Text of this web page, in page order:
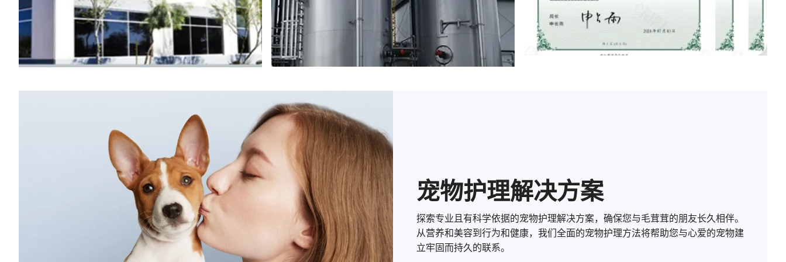
31年积累，年出口10亿+产品更成熟 站在科学的肩膀上开发有用的产品
利用自主研发和独家专利为宠物主人
宠物护理解决方案
探索专业且有科学依据的宠物护理解决方案，确保您与毛茸茸的朋友长久相伴。
从营养和美容到行为和健康，我们全面的宠物护理方法将帮助您与心爱的宠物建
立牢固而持久的联系。